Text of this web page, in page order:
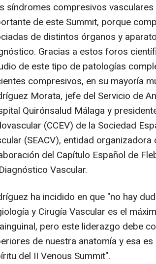
síndromes compresivos
de este Summit, porque
de distintos órganos y
Gracias a estos foros
de este tipo de patologías
compresivos, en su mayoría
Morata, jefe del Servicio de
Quirónsalud Málaga y
(CCEV) de la Sociedad
(SEACV), entidad
del Capítulo Español de
Vascular.
ha incidido en que "no hay
y Cirugía Vascular es el
pero este liderazgo debe
de nuestra anatomía y esa
del II Venous Summit".